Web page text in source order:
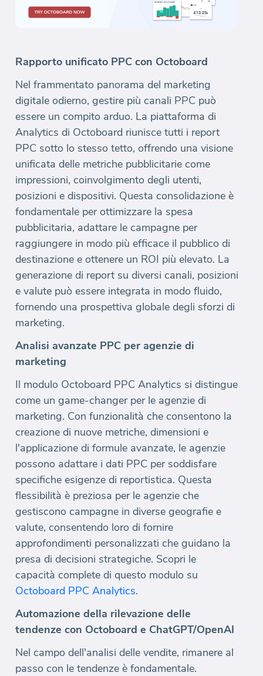
Rapporto unificato PPC con Octoboard
Nel frammentato panorama del marketing
digitale odierno, gestire più canali PPC può
essere un compito arduo. La piattaforma di
Analytics di Octoboard riunisce tutti i report
PPC sotto lo stesso tetto, offrendo una visione
unificata delle metriche pubblicitarie come
impressioni, coinvolgimento degli utenti,
posizioni e dispositivi. Questa consolidazione è
fondamentale per ottimizzare la spesa
pubblicitaria, adattare le campagne per
raggiungere in modo più efficace il pubblico di
destinazione e ottenere un ROI più elevato. La
generazione di report su diversi canali, posizioni
e valute può essere integrata in modo fluido,
fornendo una prospettiva globale degli sforzi di
marketing.
Analisi avanzate PPC per agenzie di
marketing
Il modulo Octoboard PPC Analytics si distingue
come un game-changer per le agenzie di
marketing. Con funzionalità che consentono la
creazione di nuove metriche, dimensioni e
l'applicazione di formule avanzate, le agenzie
possono adattare i dati PPC per soddisfare
specifiche esigenze di reportistica. Questa
flessibilità è preziosa per le agenzie che
gestiscono campagne in diverse geografie e
valute, consentendo loro di fornire
approfondimenti personalizzati che guidano la
presa di decisioni strategiche. Scopri le
capacità complete di questo modulo su
Octoboard PPC Analytics.
Automazione della rilevazione delle
tendenze con Octoboard e ChatGPT/OpenAI
Nel campo dell'analisi delle vendite, rimanere al
passo con le tendenze è fondamentale.